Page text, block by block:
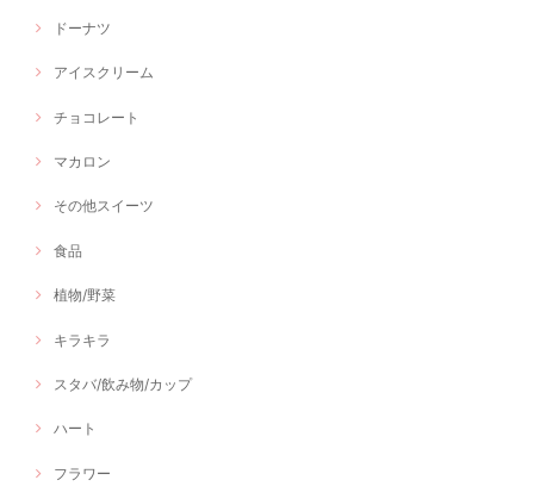
ドーナツ
アイスクリーム
チョコレート
マカロン
その他スイーツ
食品
植物/野菜
キラキラ
スタバ/飲み物/カップ
ハート
フラワー